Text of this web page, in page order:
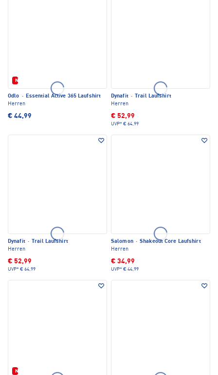
Neu
Odlo · Essential Active 365 Laufshirt
Herren
€ 44,99
Dynafit ·
Trail Laufshirt
Herren
€ 52,99
UVP* € 64,99
Dynafit ·
Trail Laufshirt
Herren
€ 52,99
UVP* € 64,99
Salomon · Shakeout Core Laufshirt
Herren
€ 34,99
UVP* € 44,99
Neu